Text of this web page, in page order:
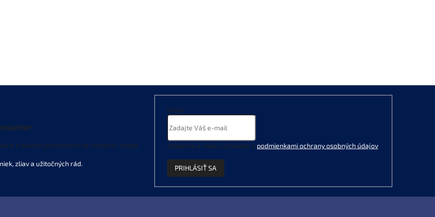
o nových produktoch na našom e-shope.
Email
Vložením e-mailu súhlasíte s podmienkami ochrany osobných údajov.
PRIHLÁSIŤ SA